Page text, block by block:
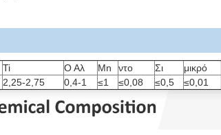
Ti Ο Αλ Mn ντο Σι
μικρό
2,25-2,75 0,4-1 ≤1 ≤0,08 ≤0,5 ≤0,01